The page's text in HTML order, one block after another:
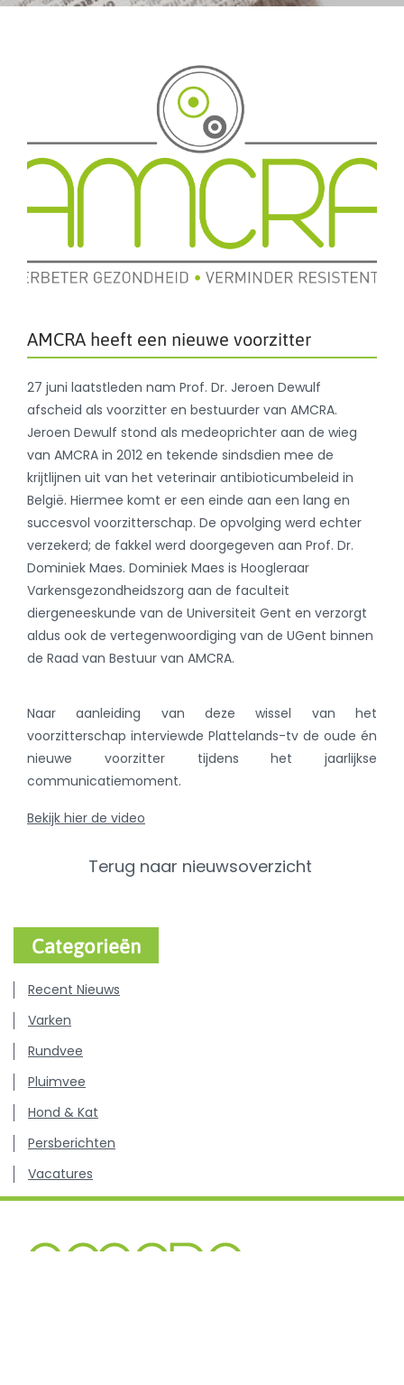
AMCRA heeft een nieuwe voorzitter
27 juni laatstleden nam Prof. Dr. Jeroen Dewulf
afscheid als voorzitter en bestuurder van AMCRA.
Jeroen Dewulf stond als medeoprichter aan de wieg
van AMCRA in 2012 en tekende sindsdien mee de
krijtlijnen uit van het veterinair antibioticumbeleid in
België. Hiermee komt er een einde aan een lang en
succesvol voorzitterschap. De opvolging werd echter
verzekerd; de fakkel werd doorgegeven aan Prof. Dr.
Dominiek Maes. Dominiek Maes is Hoogleraar
Varkensgezondheidszorg aan de faculteit
diergeneeskunde van de Universiteit Gent en verzorgt
aldus ook de vertegenwoordiging van de UGent binnen
de Raad van Bestuur van AMCRA.
Naar aanleiding van deze wissel van het
voorzitterschap interviewde Plattelands-tv de oude én
nieuwe voorzitter tijdens het jaarlijkse
communicatiemoment.
Bekijk hier de video
Terug naar nieuwsoverzicht
Categorieën
Recent Nieuws
Varken
Rundvee
Pluimvee
Hond & Kat
Persberichten
Vacatures